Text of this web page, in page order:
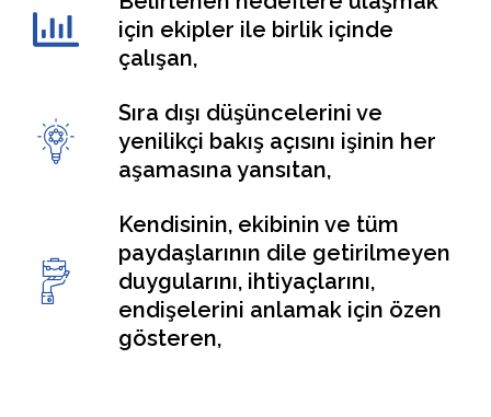
için ekipler ile birlik içinde
çalışan,
Sıra dışı düşüncelerini ve
yenilikçi bakış açısını işinin her
aşamasına yansıtan,
Kendisinin, ekibinin ve tüm
paydaşlarının dile getirilmeyen
duygularını, ihtiyaçlarını,
endişelerini anlamak için özen
gösteren,